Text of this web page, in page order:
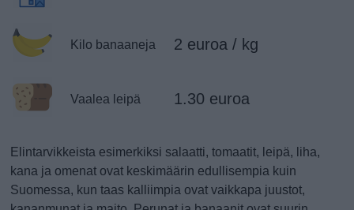
Kilo banaaneja 2 euroa / kg
Vaalea leipä 1.30 euroa
Elintarvikkeista esimerkiksi salaatti, tomaatit, leipä, liha,
kana ja omenat ovat keskimäärin edullisempia kuin
Suomessa, kun taas kalliimpia ovat vaikkapa juustot,